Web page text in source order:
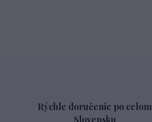
Rýchle doručenie po celom
Slovensku